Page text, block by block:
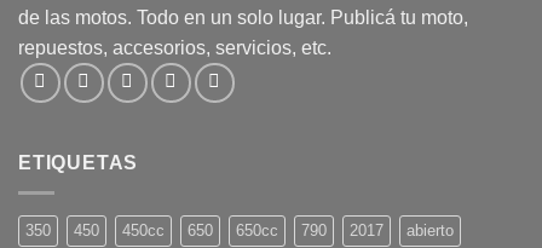
de las motos. Todo en un solo lugar. Publicá tu moto,
repuestos, accesorios, servicios, etc.
ETIQUETAS
350 450 450cc 650 650cc 790 2017 abierto